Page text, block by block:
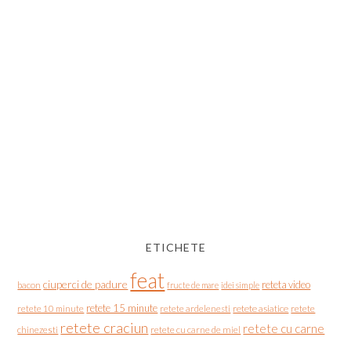
ETICHETE
bacon ciuperci de padure feat fructe de mare idei simple reteta video
retete 10 minute retete 15 minute retete ardelenesti retete asiatice retete
chinezesti retete craciun retete cu carne de miel retete cu carne